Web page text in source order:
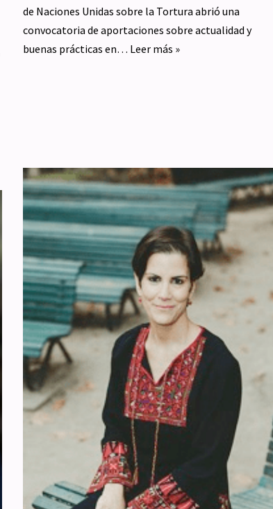
de Naciones Unidas sobre la Tortura abrió una
convocatoria de aportaciones sobre actualidad y
buenas prácticas en… Leer más »